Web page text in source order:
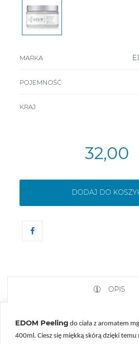
MARKA
POJEMNOŚĆ
KRAJ
32,00
DODAJ DO
OPIS
EDOM Peeling do ciała z aromatem
400ml. Ciesz się miękką skórą dzięki temu